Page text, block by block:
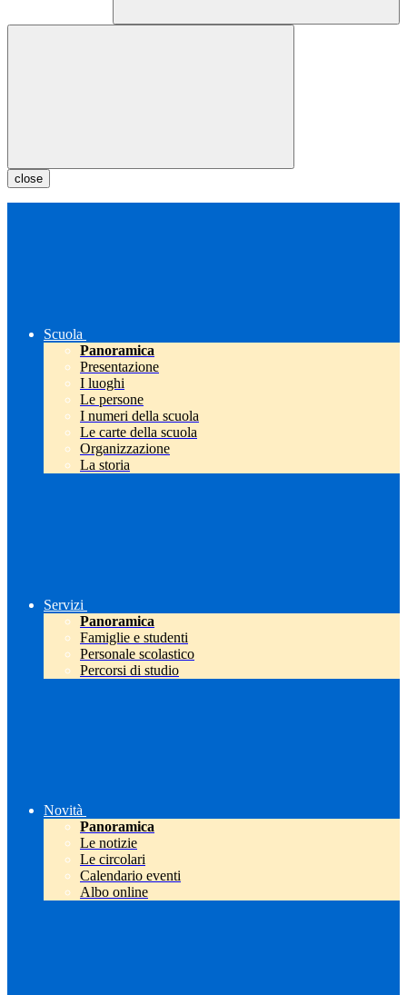
close
Scuola
Panoramica
Presentazione
I luoghi
Le persone
I numeri della scuola
Le carte della scuola
Organizzazione
La storia
Servizi
Panoramica
Famiglie e studenti
Personale scolastico
Percorsi di studio
Novità
Panoramica
Le notizie
Le circolari
Calendario eventi
Albo online